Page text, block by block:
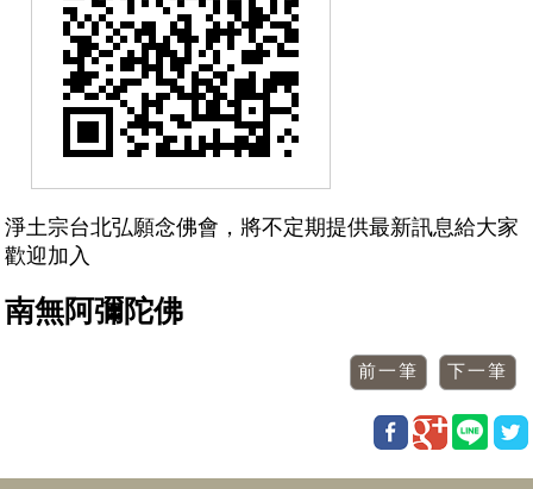
淨土宗台北弘願念佛會，將不定期提供最新訊息給大家
歡迎加入
南無阿彌陀佛